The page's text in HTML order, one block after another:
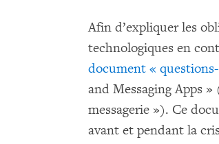
Afin d’expliquer les
technologiques en
document «
and Messaging Apps
messagerie »). Ce
avant et pendant la